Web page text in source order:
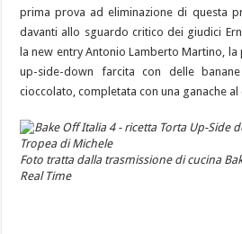
prima prova ad eliminazione di questa
davanti allo sguardo critico dei giudici
la new entry Antonio Lamberto Martino,
up-side-down farcita con delle
cioccolato, completata con una ganache
Foto tratta dalla trasmissione di cucina
Real Time